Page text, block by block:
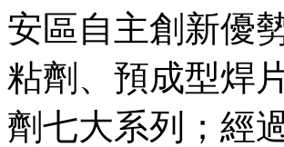
安區自主創新優
粘劑、預成型焊
劑七大系列；經